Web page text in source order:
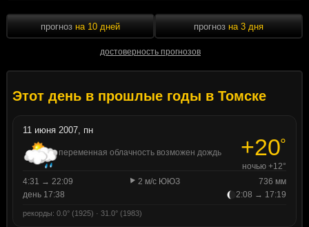
прогноз на 10 дней
достоверность прогнозов
прогноз на 3 дня
Этот день в прошлые годы в Томске
11 июня 2007, пн
переменная облачность возможен дождь +20°
ночью +12°
4:31 → 22:09
2 м/с ЮЮЗ
736 мм
день 17:38
2:08 → 17:19
рекорды: 0.0° (1925) · 31.0° (1983)